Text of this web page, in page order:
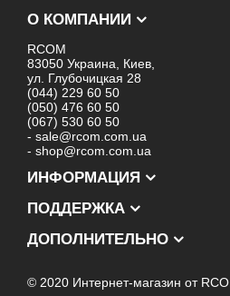
О КОМПАНИИ
RCOM
83050 Украина, Киев,
ул. Глубочицкая 28
(044) 229 60 50
(050) 476 60 50
(067) 530 60 50
- sale@rcom.com.ua
- shop@rcom.com.ua
ИНФОРМАЦИЯ
ПОДДЕРЖКА
ДОПОЛНИТЕЛЬНО
© 2020 Интернет-магазин от